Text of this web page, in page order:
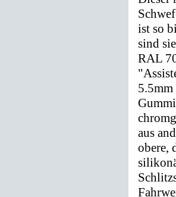
ist so
sind
RAL
aus
obere,